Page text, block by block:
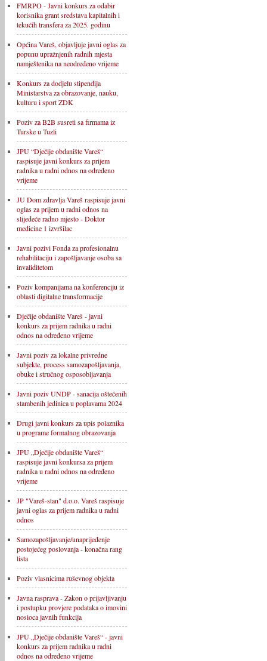
FMRPO - Javni konkurs za odabir
korisnika grant sredstava kapitalnih i
tekućih transfera za 2025. godinu
Općina Vareš, objavljuje javni oglas za
popunu upražnjenih radnih mjesta
namještenika na neodređeno vrijeme
Konkurs za dodjelu stipendija
Ministarstva za obrazovanje, nauku,
kulturu i sport ZDK
Poziv za B2B susreti sa firmama iz
Turske u Tuzli
JPU “Dječije obdanište Vareš“
raspisuje javni konkurs za prijem
radnika u radni odnos na određeno
vrijeme
JU Dom zdravlja Vareš raspisuje javni
oglas za prijem u radni odnos na
slijedeće radno mjesto - Doktor
medicine 1 izvršilac
Javni pozivi Fonda za profesionalnu
rehabilitaciju i zapošljavanje osoba sa
invaliditetom
Poziv kompanijama na konferenciju iz
oblasti digitalne transformacije
Dječije obdanište Vareš - javni
konkurs za prijem radnika u radni
odnos na određeno vrijeme
Javni poziv za lokalne privredne
subjekte, process samozapošljavanja,
obuke i stručnog osposobljavanja
Javni poziv UNDP - sanacija oštećenih
stambenih jedinica u poplavama 2024
Drugi javni konkurs za upis polaznika
u programe formalnog obrazovanja
JPU „Dječije obdanište Vareš“
raspisuje javni konkursa za prijem
radnika u radni odnos na određeno
vrijeme
JP "Vareš-stan" d.o.o. Vareš raspisuje
javni oglas za prijem radnika u radni
odnos
Samozapošljavanje/unaprijeđenje
postojećeg poslovanja - konačna rang
lista
Poziv vlasnicima ruševnog objekta
Javna rasprava - Zakon o prijavljivanju
i postupku provjere podataka o imovini
nosioca javnih funkcija
JPU „Dječije obdanište Vareš“ - javni
konkurs za prijem radnika u radni
odnos na određeno vrijeme